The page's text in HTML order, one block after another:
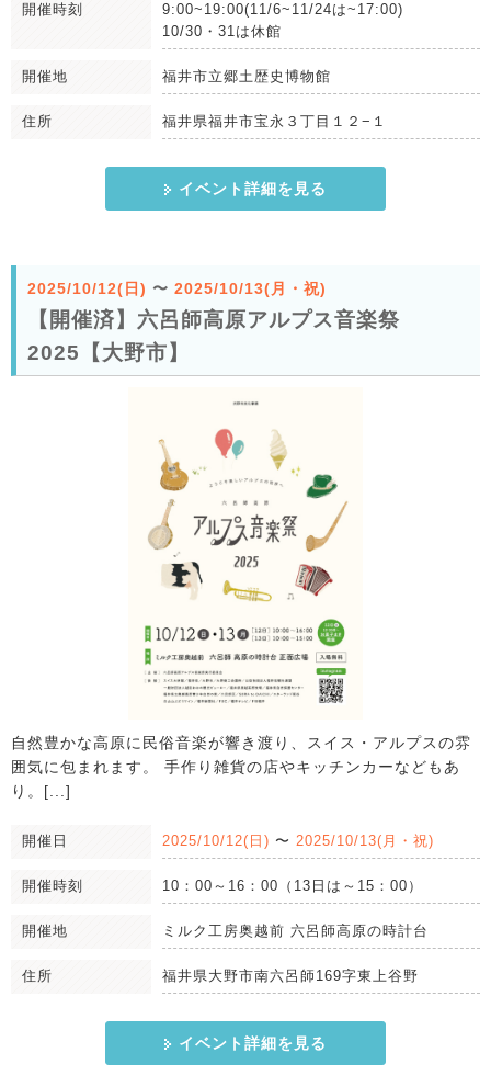
開催時刻
9:00~19:00(11/6~11/24は~17:00)
10/30・31は休館
開催地 福井市立郷土歴史博物館
住所 福井県福井市宝永３丁目１２−１
イベント詳細を見る
2025/10/12(日) 〜 2025/10/13(月・祝)
【開催済】六呂師高原アルプス音楽祭
2025【大野市】
自然豊かな高原に民俗音楽が響き渡り、スイス・アルプスの雰
囲気に包まれます。 手作り雑貨の店やキッチンカーなどもあ
り。[...]
開催日 2025/10/12(日) 〜 2025/10/13(月・祝)
開催時刻 10：00～16：00（13日は～15：00）
開催地 ミルク工房奥越前 六呂師高原の時計台
住所 福井県大野市南六呂師169字東上谷野
イベント詳細を見る